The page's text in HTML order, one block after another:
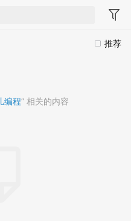
推荐
编程” 相关的内容